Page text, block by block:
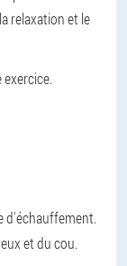
relaxation et le
d'échauffement.
et du cou.